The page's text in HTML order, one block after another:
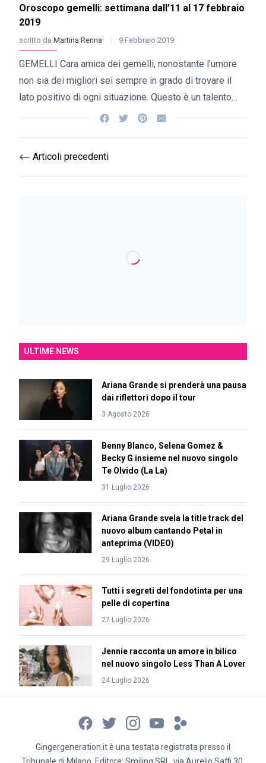
Oroscopo gemelli: settimana dall’11 al 17 febbraio
2019
scritto da Martina Renna 9 Febbraio 2019
GEMELLI Cara amica dei gemelli, nonostante l’umore
non sia dei migliori sei sempre in grado di trovare il
lato positivo di ogni situazione. Questo è un talento…
⟵ Articoli precedenti
ULTIME NEWS
Ariana Grande si prenderà una pausa
dai riflettori dopo il tour
3 Agosto 2026
Benny Blanco, Selena Gomez &
Becky G insieme nel nuovo singolo
Te Olvido (La La)
31 Luglio 2026
Ariana Grande svela la title track del
nuovo album cantando Petal in
anteprima (VIDEO)
29 Luglio 2026
Tutti i segreti del fondotinta per una
pelle di copertina
27 Luglio 2026
Jennie racconta un amore in bilico
nel nuovo singolo Less Than A Lover
24 Luglio 2026
Gingergeneration.it è una testata registrata presso il